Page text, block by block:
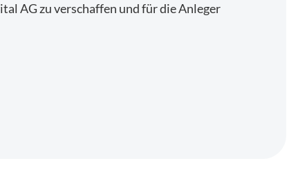
AG zu verschaffen und für die Anleger